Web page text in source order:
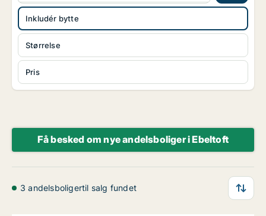
Størrelse
Pris
Inkludér bytte
Få besked om nye andelsboliger i Ebeltoft
3 andelsboligertil salg fundet